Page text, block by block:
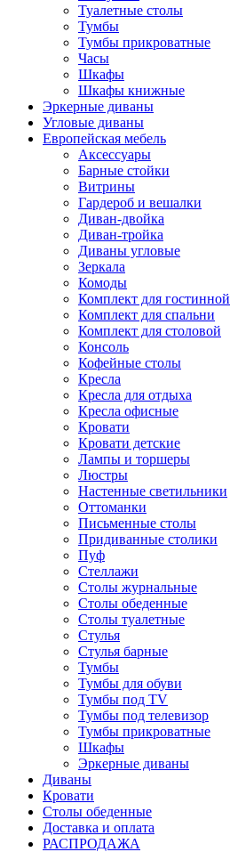
Туалетные столы
Тумбы
Тумбы прикроватные
Часы
Шкафы
Шкафы книжные
Эркерные диваны
Угловые диваны
Европейская мебель
Аксессуары
Барные стойки
Витрины
Гардероб и вешалки
Диван-двойка
Диван-тройка
Диваны угловые
Зеркала
Комоды
Комплект для гостинной
Комплект для спальни
Комплект для столовой
Консоль
Кофейные столы
Кресла
Кресла для отдыха
Кресла офисные
Кровати
Кровати детские
Лампы и торшеры
Люстры
Настенные светильники
Оттоманки
Письменные столы
Придиванные столики
Пуф
Стеллажи
Столы журнальные
Столы обеденные
Столы туалетные
Стулья
Стулья барные
Тумбы
Тумбы для обуви
Тумбы под TV
Тумбы под телевизор
Тумбы прикроватные
Шкафы
Эркерные диваны
Диваны
Кровати
Столы обеденные
Доставка и оплата
РАСПРОДАЖА